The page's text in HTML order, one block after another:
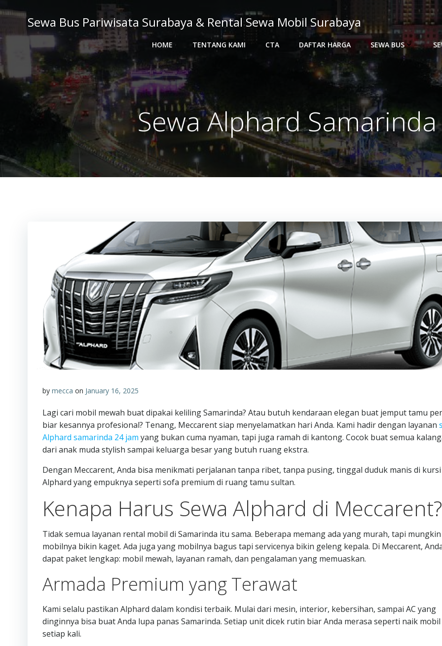
to
Sewa Bus Pariwisata Surabaya & Rental Sewa Mobil Surabaya
HOME TENTANG KAMI CTA DAFTAR HARGA SEWA BUS
Sewa Alphard Samarinda
by mecca on January 16, 2025
Lagi cari mobil mewah buat dipakai keliling Samarinda? Atau butuh kendaraan elegan buat jemput tamu
biar kesannya profesional? Tenang, Meccarent siap menyelamatkan hari Anda. Kami hadir dengan layanan
Alphard samarinda 24 jam yang bukan cuma nyaman, tapi juga ramah di kantong. Cocok buat semua
dari anak muda stylish sampai keluarga besar yang butuh ruang ekstra.
Dengan Meccarent, Anda bisa menikmati perjalanan tanpa ribet, tanpa pusing, tinggal duduk manis di kursi
Alphard yang empuknya seperti sofa premium di ruang tamu sultan.
Kenapa Harus Sewa Alphard di Meccarent?
Tidak semua layanan rental mobil di Samarinda itu sama. Beberapa memang ada yang murah, tapi mungkin
mobilnya bikin kaget. Ada juga yang mobilnya bagus tapi servicenya bikin geleng kepala. Di Meccarent,
dapat paket lengkap: mobil mewah, layanan ramah, dan pengalaman yang memuaskan.
Armada Premium yang Terawat
Kami selalu pastikan Alphard dalam kondisi terbaik. Mulai dari mesin, interior, kebersihan, sampai AC yang
dinginnya bisa buat Anda lupa panas Samarinda. Setiap unit dicek rutin biar Anda merasa seperti naik
setiap kali.